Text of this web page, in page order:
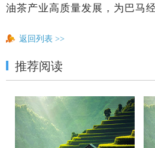
油茶产业高质量发展，为巴马
返回列表 >>
推荐阅读